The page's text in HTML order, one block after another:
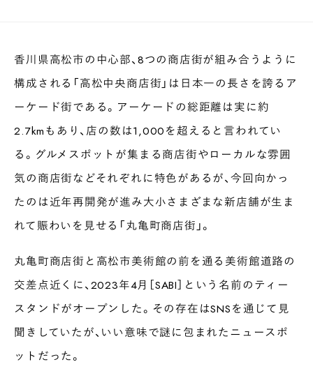
新潟 神奈川 群馬 茨城 栃木 熊本 島根 福岡
岐阜 愛知 三重 鹿児島 長崎 京都 山梨 石川
香川 岡山 広島
香川県高松市の中心部、8つの商店街が組み合うように
構成される「高松中央商店街」は日本一の長さを誇るア
ーケード街である。アーケードの総距離は実に約
2.7kmもあり、店の数は1,000を超えると言われてい
る。グルメスポットが集まる商店街やローカルな雰囲
気の商店街などそれぞれに特色があるが、今回向かっ
たのは近年再開発が進み大小さまざまな新店舗が生ま
れて賑わいを見せる「丸亀町商店街」。
丸亀町商店街と高松市美術館の前を通る美術館道路の
交差点近くに、2023年4月［SABI］という名前のティー
スタンドがオープンした。その存在はSNSを通じて見
聞きしていたが、いい意味で謎に包まれたニュースポ
ットだった。